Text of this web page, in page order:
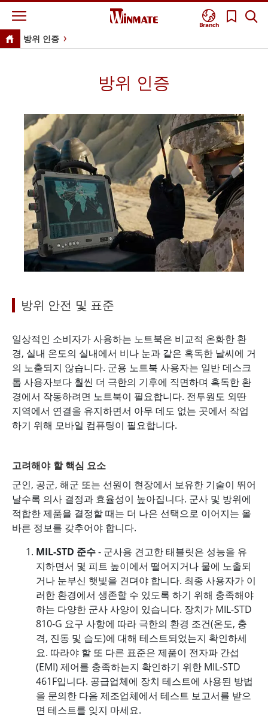
Branch
방위 인증
방위 인증
방위 안전 및 표준
일상적인 소비자가 사용하는 노트북은 비교적 온화한 환
경, 실내 온도의 실내에서 비나 눈과 같은 혹독한 날씨에 거
의 노출되지 않습니다. 군용 노트북 사용자는 일반 데스크
톱 사용자보다 훨씬 더 극한의 기후에 직면하며 혹독한 환
경에서 작동하려면 노트북이 필요합니다. 전투원도 외딴
지역에서 연결을 유지하면서 아무 데도 없는 곳에서 작업
하기 위해 모바일 컴퓨팅이 필요합니다.
고려해야 할 핵심 요소
군인, 공군, 해군 또는 선원이 현장에서 보유한 기술이 뛰어
날수록 의사 결정과 효율성이 높아집니다. 군사 및 방위에
적합한 제품을 결정할 때는 더 나은 선택으로 이어지는 올
바른 정보를 갖추어야 합니다.
MIL-STD 준수- 군사용 견고한 태블릿은 성능을 유
지하면서 몇 피트 높이에서 떨어지거나 물에 노출되
거나 눈부신 햇빛을 견뎌야 합니다. 최종 사용자가 이
러한 환경에서 생존할 수 있도록 하기 위해 충족해야
하는 다양한 군사 사양이 있습니다. 장치가 MIL-STD
810-G 요구 사항에 따라 극한의 환경 조건(온도, 충
격, 진동 및 습도)에 대해 테스트되었는지 확인하세
요. 따라야 할 또 다른 표준은 제품이 전자파 간섭
(EMI) 제어를 충족하는지 확인하기 위한 MIL-STD
461F입니다. 공급업체에 장치 테스트에 사용된 방법
을 문의한 다음 제조업체에서 테스트 보고서를 받으
면 테스트를 잊지 마세요.